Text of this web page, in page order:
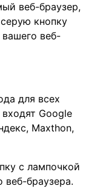
веб-браузер,
кнопку
веб-
для всех
Google
Maxthon,
с лампочкой
веб-браузера.